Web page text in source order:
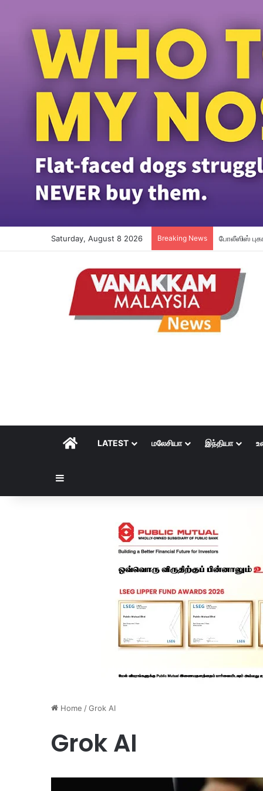
Saturday, August 8 2026 Breaking News மலேசியா –
HOMELATEST மலேசியா இந்தியா
Home /Grok AI
Grok AI